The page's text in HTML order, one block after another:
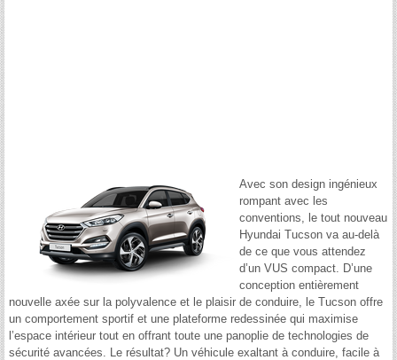
Avec son design ingénieux
rompant avec les
conventions, le tout nouveau
Hyundai Tucson va au-delà
de ce que vous attendez
d’un VUS compact. D’une
conception entièrement
nouvelle axée sur la polyvalence et le plaisir de conduire, le Tucson offre
un comportement sportif et une plateforme redessinée qui maximise
l’espace intérieur tout en offrant toute une panoplie de technologies de
sécurité avancées. Le résultat? Un véhicule exaltant à conduire, facile à